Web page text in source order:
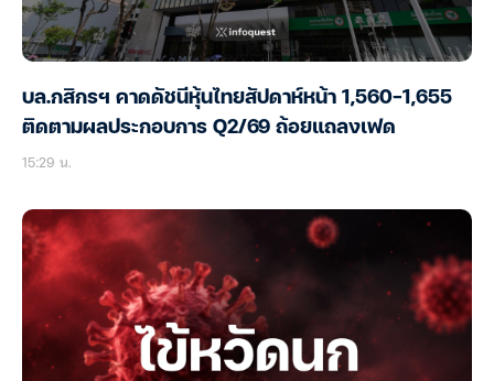
บล.กสิกรฯ คาดดัชนีหุ้นไทยสัปดาห์หน้า 1,560-1,655
ติดตามผลประกอบการ Q2/69 ถ้อยแถลงเฟด
15:29 น.